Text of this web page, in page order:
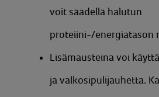
voit säädellä halutun
proteiini-/energiatason
Lisämausteina voi
ja valkosipulijauhetta.